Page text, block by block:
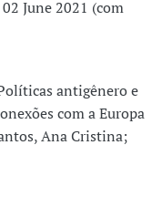
June 2021 (com
antigênero e
com a Europa
Ana Cristina;